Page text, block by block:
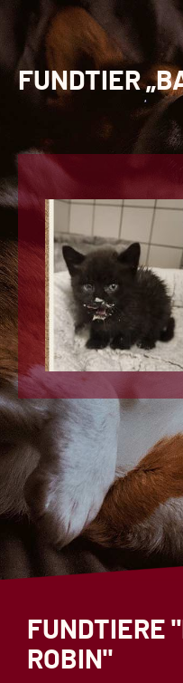
FUNDTIER
FUNDTIERE
ROBIN"